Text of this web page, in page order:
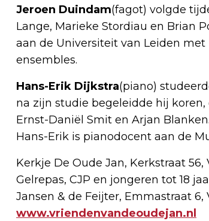
Jeroen Duindam(fagot) volgde
Lange, Marieke Stordiau en Brian
aan de Universiteit van Leiden
ensembles.
Hans-Erik Dijkstra(piano)
na zijn studie begeleidde hij koren,
Ernst-Daniël Smit en Arjan
Hans-Erik is pianodocent aan de
Kerkje De Oude Jan, Kerkstraat 56,
Gelrepas, CJP en jongeren tot 18
Jansen & de Feijter, Emmastraat
www.vriendenvandeoudejan.nl